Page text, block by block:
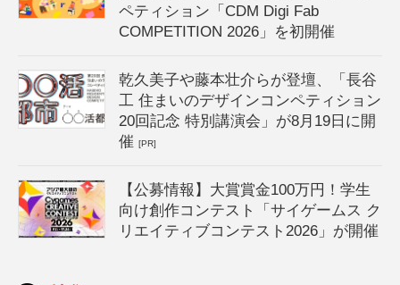
ペティション「CDM Digi Fab
COMPETITION 2026」を初開催
乾久美子や藤本壮介らが登壇、「長谷
工 住まいのデザインコンペティション
20回記念 特別講演会」が8月19日に開
催[PR]
【公募情報】大賞賞金100万円！学生
向け創作コンテスト「サイゲームス ク
リエイティブコンテスト2026」が開催